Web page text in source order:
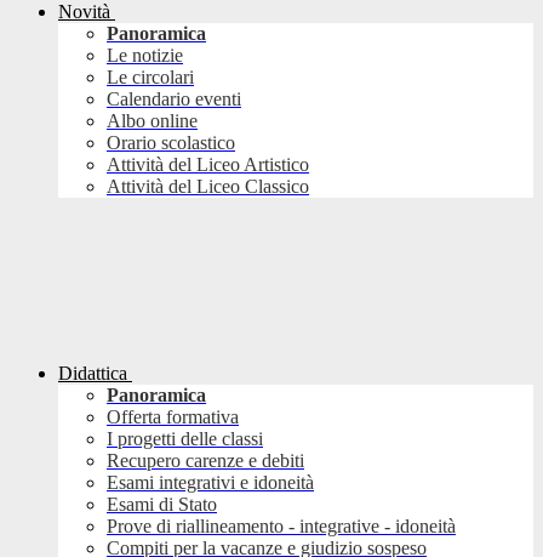
Novità
Panoramica
Le notizie
Le circolari
Calendario eventi
Albo online
Orario scolastico
Attività del Liceo Artistico
Attività del Liceo Classico
Didattica
Panoramica
Offerta formativa
I progetti delle classi
Recupero carenze e debiti
Esami integrativi e idoneità
Esami di Stato
Prove di riallineamento - integrative - idoneità
Compiti per la vacanze e giudizio sospeso